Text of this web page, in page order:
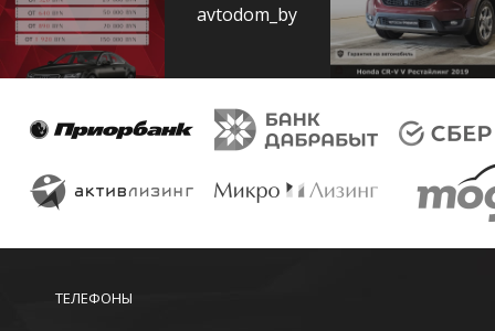
avtodom_by
ТЕЛЕФОНЫ